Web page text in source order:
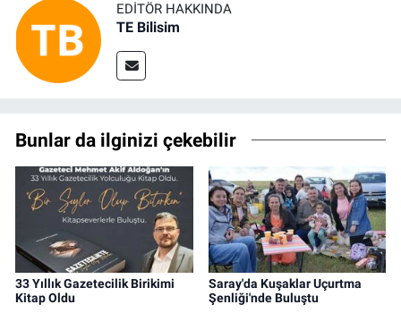
EDITÖR HAKKINDA
TE Bilisim
Bunlar da ilginizi çekebilir
33 Yıllık Gazetecilik Birikimi
Kitap Oldu
Saray'da Kuşaklar Uçurtma
Şenliği'nde Buluştu